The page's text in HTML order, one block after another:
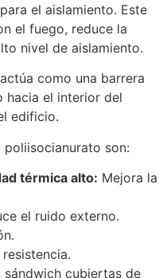
el aislamiento. Este
el fuego, reduce la
nivel de aislamiento.
como una barrera
hacia el interior del
edificio.
son:
térmica alto: Mejora la
el ruido externo.
sándwich cubiertas de